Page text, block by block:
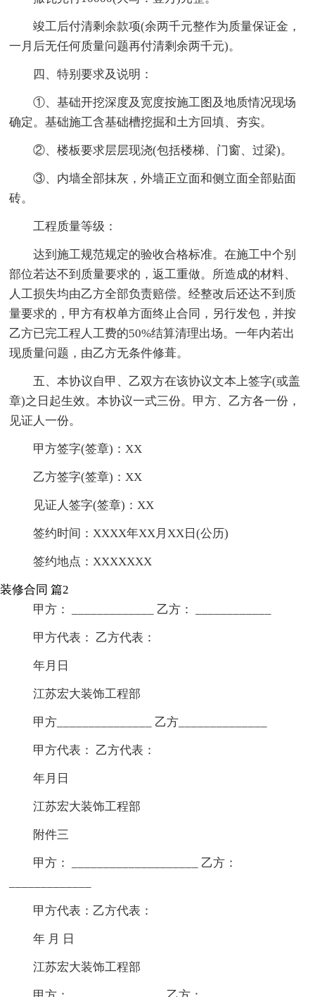
竣工后付清剩余款项(余两千元整作为质量保证金，
一月后无任何质量问题再付清剩余两千元)。
四、特别要求及说明：
①、基础开挖深度及宽度按施工图及地质情况现场
确定。基础施工含基础槽挖掘和土方回填、夯实。
②、楼板要求层层现浇(包括楼梯、门窗、过梁)。
③、内墙全部抹灰，外墙正立面和侧立面全部贴面
砖。
工程质量等级：
达到施工规范规定的验收合格标准。在施工中个别
部位若达不到质量要求的，返工重做。所造成的材料、
人工损失均由乙方全部负责赔偿。经整改后还达不到质
量要求的，甲方有权单方面终止合同，另行发包，并按
乙方已完工程人工费的50%结算清理出场。一年内若出
现质量问题，由乙方无条件修葺。
五、本协议自甲、乙双方在该协议文本上签字(或盖
章)之日起生效。本协议一式三份。甲方、乙方各一份，
见证人一份。
甲方签字(签章)：XX
乙方签字(签章)：XX
见证人签字(签章)：XX
签约时间：XXXX年XX月XX日(公历)
签约地点：XXXXXXX
装修合同 篇2
甲方： _____________ 乙方： ____________
甲方代表： 乙方代表：
年月日
江苏宏大装饰工程部
甲方_______________ 乙方______________
甲方代表： 乙方代表：
年月日
江苏宏大装饰工程部
附件三
甲方： ____________________ 乙方：
甲方代表：乙方代表：
年 月 日
江苏宏大装饰工程部